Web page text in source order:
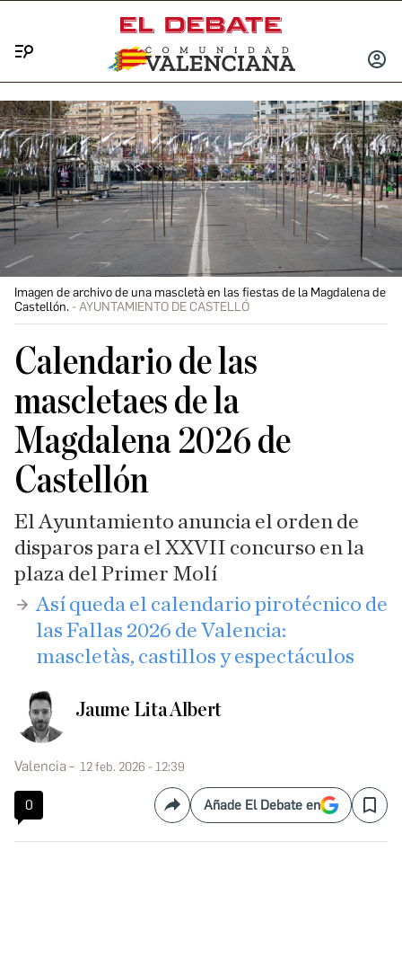
INICIAR
Imagen de archivo de una mascletà en las fiestas de la Magdalena de
Castellón.
AYUNTAMIENTO DE CASTELLÓ
Calendario de las
mascletaes de la
Magdalena 2026 de
Castellón
El Ayuntamiento anuncia el orden de
disparos para el XXVII concurso en la
plaza del Primer Molí
Así queda el calendario pirotécnico de
las Fallas 2026 de Valencia:
mascletàs, castillos y espectáculos
Jaume Lita Albert
Valencia 12 feb. 2026 - 12:39
0 CompartirAñade El Debate en Save